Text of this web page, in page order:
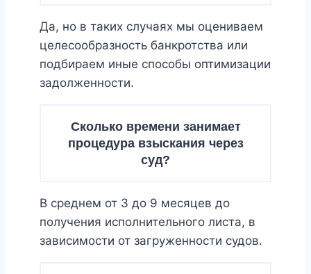
Да, но в таких случаях мы оцениваем
целесообразность банкротства или
подбираем иные способы оптимизации
задолженности.
Сколько времени занимает
процедура взыскания через
суд?
В среднем от 3 до 9 месяцев до
получения исполнительного листа, в
зависимости от загруженности судов.